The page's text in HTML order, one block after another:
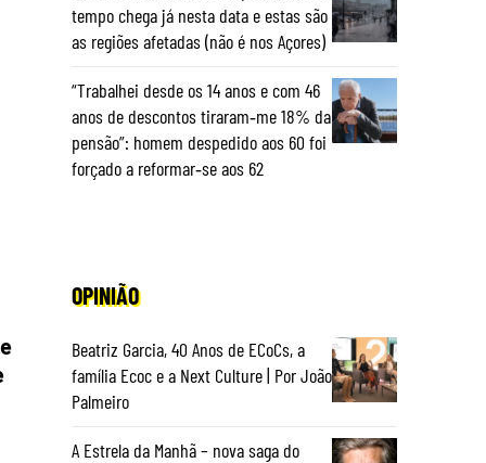
tempo chega já nesta data e estas são
as regiões afetadas (não é nos Açores)
“Trabalhei desde os 14 anos e com 46
anos de descontos tiraram‑me 18% da
pensão”: homem despedido aos 60 foi
forçado a reformar‑se aos 62
OPINIÃO
Beatriz Garcia, 40 Anos de ECoCs, a
família Ecoc e a Next Culture | Por João
Palmeiro
A Estrela da Manhã – nova saga do